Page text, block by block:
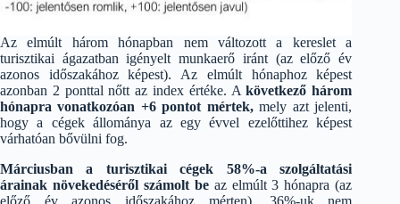
Az elmúlt három hónapban nem változott a kereslet a
turisztikai ágazatban igényelt munkaerő iránt (az előző év
azonos időszakához képest). Az elmúlt hónaphoz képest
azonban 2 ponttal nőtt az index értéke. Akövetkező három
hónapra vonatkozóan +6 pontot mértek,mely azt jelenti,
hogy a cégek állománya az egy évvel ezelőttihez képest
várhatóan bővülni fog.
Márciusban a turisztikai cégek 58%-a szolgáltatási
árainak növekedéséről számolt be az elmúlt 3 hónapra (az